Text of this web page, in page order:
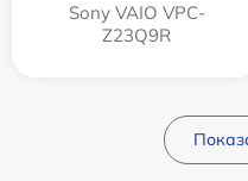
Sony VAIO VPC-
Z23Q9R